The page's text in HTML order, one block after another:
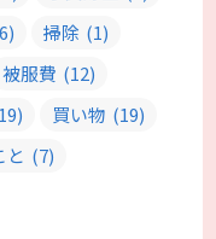
掃除 (1)
被服費 (12)
買い物 (19)
と (7)